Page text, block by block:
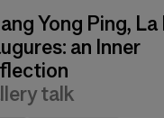
Yong Ping,
an Inner
talk